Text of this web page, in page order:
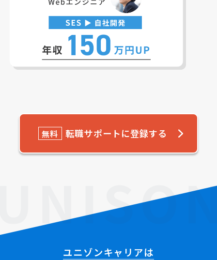
無料 転職サポートに登録する
ユニゾンキャリアは